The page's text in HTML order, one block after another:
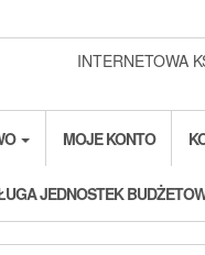
INTERNETOWA
MOJE KONTO
JEDNOSTEK